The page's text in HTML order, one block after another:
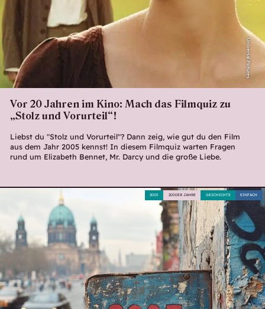
Universal Pictures
Vor 20 Jahren im Kino: Mach das Filmquiz zu
„Stolz und Vorurteil“!
Liebst du "Stolz und Vorurteil"? Dann zeig, wie gut du den Film
aus dem Jahr 2005 kennst! In diesem Filmquiz warten Fragen
rund um Elizabeth Bennet, Mr. Darcy und die große Liebe.
EINFACH
GESCHICHTE
2000ER JAHRE
2005